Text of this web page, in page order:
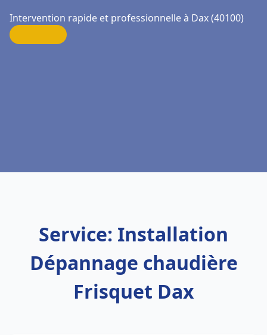
Intervention rapide et professionnelle à Dax (40100)
Service: Installation
Dépannage chaudière
Frisquet Dax